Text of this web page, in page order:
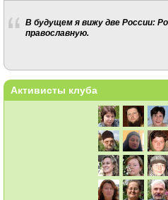
В будущем я вижу две России:
православную.
Активисты клуба